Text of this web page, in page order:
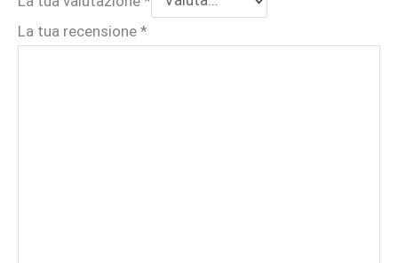
La tua recensione *